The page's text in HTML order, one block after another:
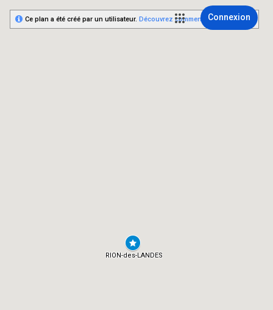
Connexion
RION-des-LANDES
Ce plan a été créé par un utilisateur. Découvrez comment créer le vôtre.